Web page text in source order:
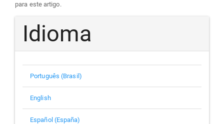
para este artigo.
Idioma
Português (Brasil)
English
Español (España)